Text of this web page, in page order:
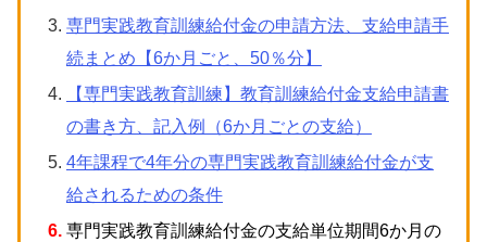
専門実践教育訓練給付金の申請方法、支給申請手
続まとめ【6か月ごと、50％分】
【専門実践教育訓練】教育訓練給付金支給申請書
の書き方、記入例（6か月ごとの支給）
4年課程で4年分の専門実践教育訓練給付⾦が支
給されるための条件
専門実践教育訓練給付金の支給単位期間6か月の